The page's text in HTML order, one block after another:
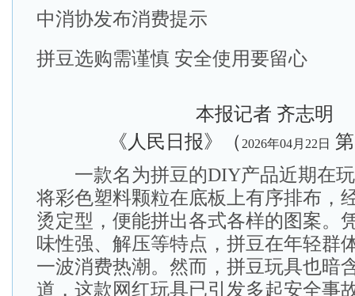
中消协发布消费提示
拼豆选购需谨慎 安全使用要留心
本报记者 齐志明
《人民日报》（ 2026年04月22日
一款名为拼豆的DIY产品近期在玩
将彩色塑料颗粒在底板上有序排布，
烫定型，便能拼出各式各样的图案。
味性强、解压等特点，拼豆在年轻群
一波消费热潮。然而，拼豆玩具也暗
道，这款网红玩具已引发多起安全事